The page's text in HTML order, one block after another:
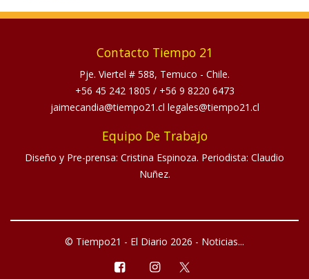
Contacto Tiempo 21
Pje. Viertel # 588, Temuco - Chile.
+56 45 242 1805 / +56 9 8220 6473
jaimecandia@tiempo21.cl legales@tiempo21.cl
Equipo De Trabajo
Diseño y Pre-prensa: Cristina Espinoza. Periodista: Claudio
Nuñez.
© Tiempo21 - El Diario 2026 - Noticias...